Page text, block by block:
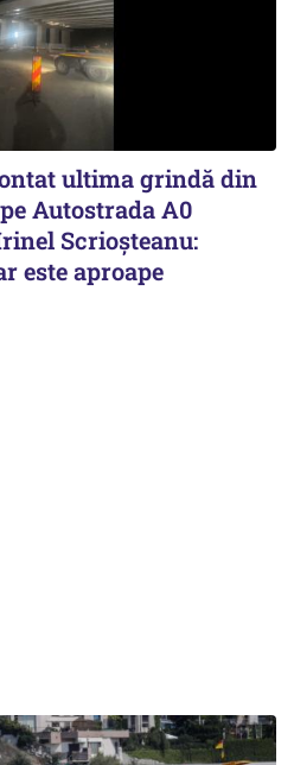
ultima grindă din
Autostrada A0
Scrioșteanu:
este aproape